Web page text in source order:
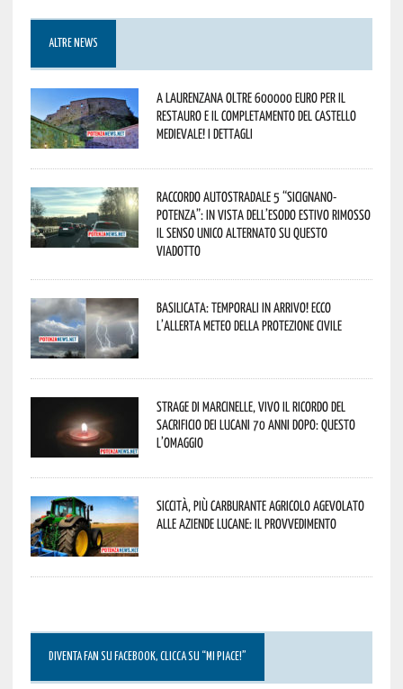
ALTRE NEWS
A Laurenzana oltre 600000 euro per il
restauro e il completamento del Castello
Medievale! I dettagli
Raccordo Autostradale 5 “Sicignano-
Potenza”: in vista dell’esodo estivo rimosso
il senso unico alternato su questo
viadotto
Basilicata: temporali in arrivo! Ecco
l’allerta meteo della Protezione civile
Strage di Marcinelle, vivo il ricordo del
sacrificio dei lucani 70 anni dopo: questo
l’omaggio
Siccità, più carburante agricolo agevolato
alle aziende lucane: il provvedimento
DIVENTA FAN SU FACEBOOK, CLICCA SU “MI PIACE!”